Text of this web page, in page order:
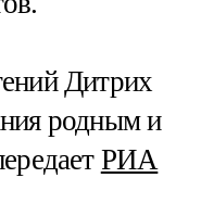
Дитрих
родным и
РИА